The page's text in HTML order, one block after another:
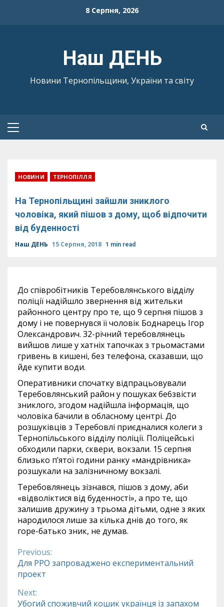
8 Серпня, 2026
Наш ДЕНЬ
Новини Тернопільщини, України та світу
Primary
НОВИНИ ТЕРНОПІЛЛЯ
На Тернопільщині зайшли зниклого
чоловіка, який пішов з дому, щоб відпочити
від буденності
Наш ДЕНЬ 15 Серпня, 2018 1 min read
До співробітників Теребовлянського відділу
поліції надійшло звернення від жительки
районного центру про те, що 9 серпня пішов з
дому і не повернувся її чоловік Боднарець Ігор
Олександрович. 32-річний теребовлянець
вийшов лише у хатніх тапочках з трьомастами
гривень в кишені, без телефона, сказавши, що
йде купити води.
Оперативники спочатку відпрацьовували
Теребовлянський район у пошуках бе6звісти
зниклого, згодом надійшла інформація, що
чоловіка бачили в обласному центрі. До
розшуківців з Теребовлі приєдналися колеги з
Тернопільського відділу поліції. Поліцейські
обходили парки, сквери, вокзали. 15 серпня
близько п’ятої години ранку «мандрівника»
розшукали на залізничному вокзалі.
Теребовлянець зізнався, пішов з дому, аби
«відволіктися від буденності», а про те, що
залишив дружину з трьома дітьми, одне з яких
народилося лише за кілька днів до того, як
горе-батько зник, не думав.
Continue
Reading
Previous:
Для РРО запроваджено експериментальний
проект
Next:
Убогий споживчий кошик українця із запахом